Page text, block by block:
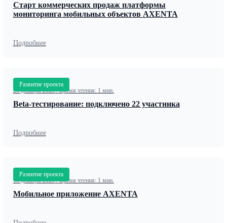
Старт коммерческих продаж платформы
мониторинга мобильных объектов AXENTA
Подробнее
Развитие проекта
20 декабря 2023 / Время чтения: 1 мин.
Beta-тестирование: подключено 22 участника
Подробнее
Развитие проекта
18 декабря 2023 / Время чтения: 1 мин.
Мобильное приложение AXENTA